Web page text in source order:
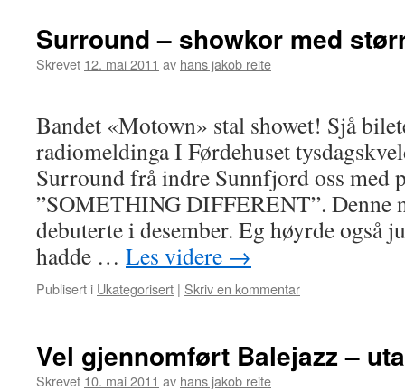
Surround – showkor med
Skrevet 12. mai 2011 av hans jakob reite
Bandet «Motown» stal showet! Sjå
radiomeldinga I Førdehuset
Surround frå indre Sunnfjord oss med
”SOMETHING DIFFERENT”. Denne
debuterte i desember. Eg høyrde også
hadde … Les videre →
Publisert i Ukategorisert | Skriv en kommentar
Vel gjennomført Balejazz –
Skrevet 10. mai 2011 av hans jakob reite